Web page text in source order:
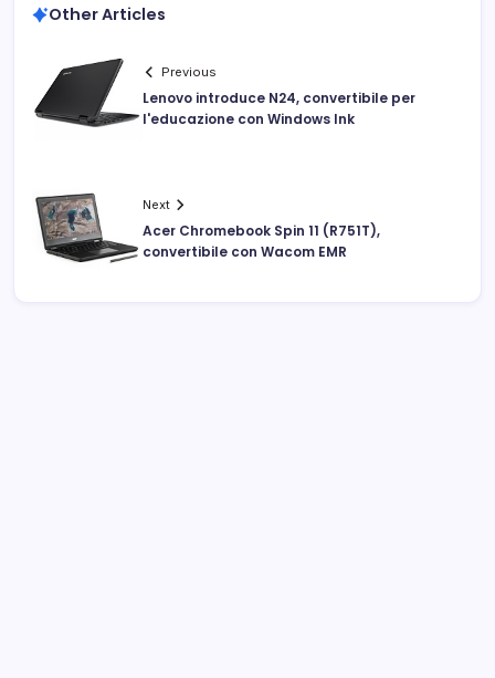
Other Articles
Previous
Lenovo introduce N24, convertibile per
l'educazione con Windows Ink
Next
Acer Chromebook Spin 11 (R751T),
convertibile con Wacom EMR